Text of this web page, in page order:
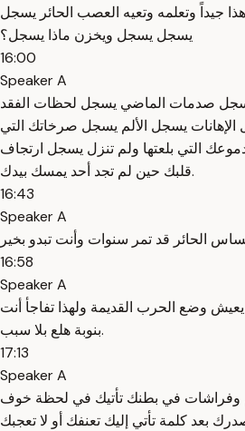
جيداً وتعلمه وتعيه العصب الحائر يسجل
يسجل يسجل ويخزن ماذا يسجل؟
16:00
Speaker A
صدمات الماضي يسجل لحظات الفقد
الإهانات يسجل الألم يسجل صرخاتك التي
التي بلعتها ولم تنزل يسجل ارتجاف
قلبك حين لم تجد أحد يمسك بيدك.
16:43
Speaker A
16:58
Speaker A
وضع الحرب القديمة ولهذا تفاجأ أنت
بنوبة هلع بلا سبب.
17:13
Speaker A
وفراشات في بطنك تأتيك في لحظة خوف